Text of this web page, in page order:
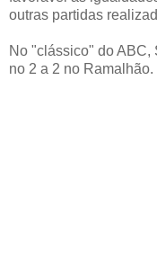
outras partidas
No "clássico" do ABC,
no 2 a 2 no